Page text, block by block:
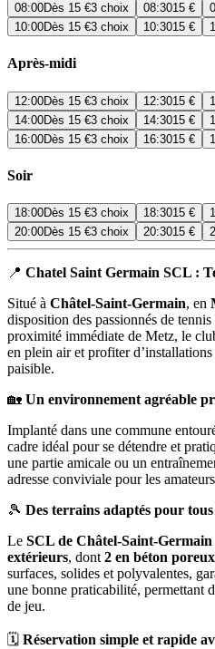
08:00Dès 15 €3 choix 08:3015 €
10:00Dès 15 €3 choix 10:3015 €
Après-midi
12:00Dès 15 €3 choix 12:3015 €
14:00Dès 15 €3 choix 14:3015 €
16:00Dès 15 €3 choix 16:3015 €
Soir
18:00Dès 15 €3 choix 18:3015 €
20:00Dès 15 €3 choix 20:3015 €
📍 Chatel Saint Germain SCL :
Situé à Châtel-Saint-Germain, en
disposition des passionnés de
proximité immédiate de Metz, le
en plein air et profiter
paisible.
🏡 Un environnement agréable
Implanté dans une commune
cadre idéal pour se détendre et
une partie amicale ou un
adresse conviviale pour les
🎾 Des terrains adaptés pour
Le SCL de Châtel-Saint-Germain
extérieurs, dont 2 en béton poreux
surfaces, solides et polyvalentes,
une bonne praticabilité, permettant
de jeu.
🗓️ Réservation simple et rapide